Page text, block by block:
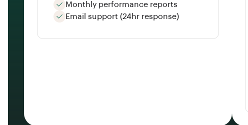
Monthly performance reports
Email support (24hr response)